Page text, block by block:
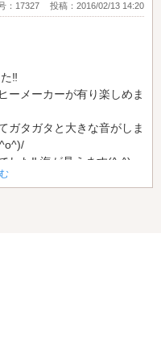
：17327 投稿：2016/02/13 14:20
‼
ーメーカーが有り楽しめま
ガタガタと大きな音がしま
した‼ 海が見えます(^-^)
湯はヌルヌルしていて旅
用と朝用で2本ずつ付い
あって親切でした‼
した‼